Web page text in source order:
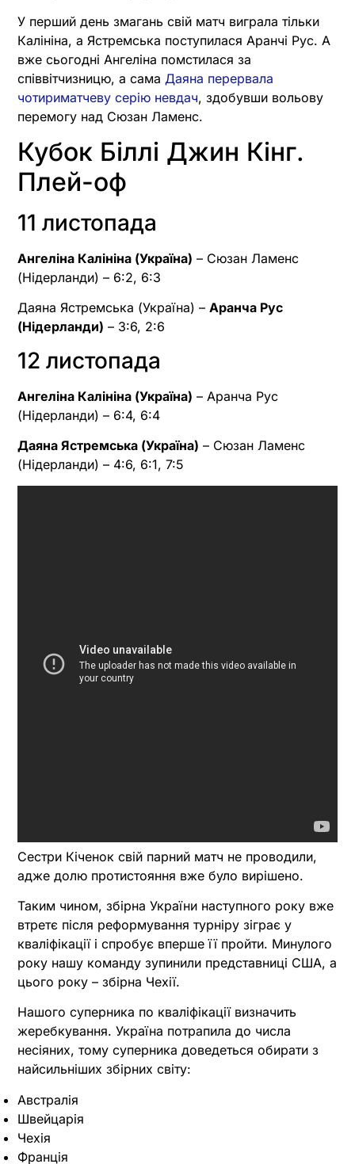
У перший день змагань свій матч виграла тільки
Калініна, а Ястремська поступилася Аранчі Рус. А
вже сьогодні Ангеліна помстилася за
співвітчизницю, а сама Даяна перервала
чотириматчеву серію невдач, здобувши вольову
перемогу над Сюзан Ламенс.
Кубок Біллі Джин Кінг.
Плей-оф
11 листопада
Ангеліна Калініна (Україна) – Сюзан Ламенс
(Нідерланди) – 6:2, 6:3
Даяна Ястремська (Україна) – Аранча Рус
(Нідерланди) – 3:6, 2:6
12 листопада
Ангеліна Калініна (Україна) – Аранча Рус
(Нідерланди) – 6:4, 6:4
Даяна Ястремська (Україна) – Сюзан Ламенс
(Нідерланди) – 4:6, 6:1, 7:5
Сестри Кіченок свій парний матч не проводили,
адже долю протистояння вже було вирішено.
Таким чином, збірна України наступного року вже
втретє після реформування турніру зіграє у
кваліфікації і спробує вперше її пройти. Минулого
року нашу команду зупинили представниці США, а
цього року – збірна Чехії.
Нашого суперника по кваліфікації визначить
жеребкування. Україна потрапила до числа
несіяних, тому суперника доведеться обирати з
найсильніших збірних світу:
Австралія
Швейцарія
Чехія
Франція